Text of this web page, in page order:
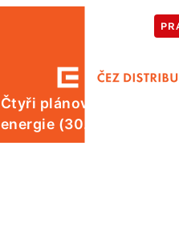
Čtyři plánované
energie (30. 7.)